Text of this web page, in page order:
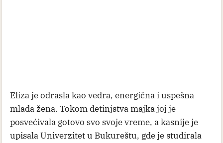
Eliza je odrasla kao vedra, energična i uspešna
mlada žena. Tokom detinjstva majka joj je
posvećivala gotovo svo svoje vreme, a kasnije je
upisala Univerzitet u Bukureštu, gde je studirala